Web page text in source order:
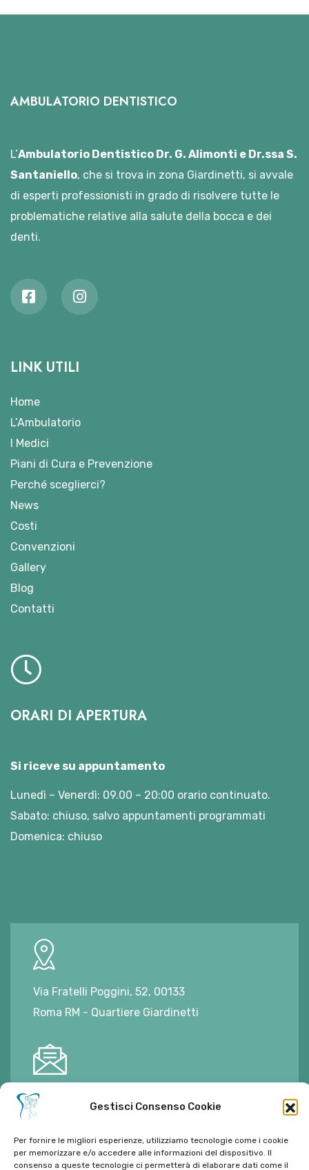
Gestisci Consenso Cookie
Per fornire le migliori esperienze, utilizziamo tecnologie come i cookie
per memorizzare e/o accedere alle informazioni del dispositivo. Il
consenso a queste tecnologie ci permetterà di elaborare dati come il
AMBULATORIO DENTISTICO
L’Ambulatorio Dentistico Dr. G. Alimonti e Dr.ssa S.
Santaniello, che si trova in zona Giardinetti, si avvale
di esperti professionisti in grado di risolvere tutte le
problematiche relative alla salute della bocca e dei
denti.
LINK UTILI
Home
L’Ambulatorio
I Medici
Piani di Cura e Prevenzione
Perché sceglierci?
News
Costi
Convenzioni
Gallery
Blog
Contatti
ORARI DI APERTURA
Si riceve su appuntamento
Lunedì – Venerdì: 09.00 – 20:00 orario continuato.
Sabato: chiuso, salvo appuntamenti programmati
Domenica: chiuso
Via Fratelli Poggini, 52, 00133
Roma RM - Quartiere Giardinetti
E-mail: